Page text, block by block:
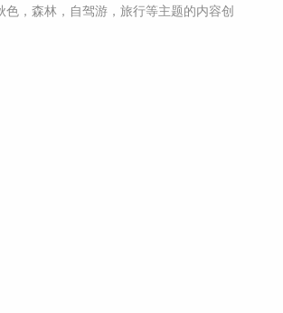
色，森林，自驾游，旅行等主题的内容创